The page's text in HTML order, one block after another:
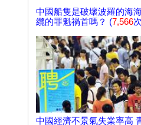
中國船隻是破壞波羅的海
纜的罪魁禍首嗎？ (7,566
中國經濟不景氣失業率高